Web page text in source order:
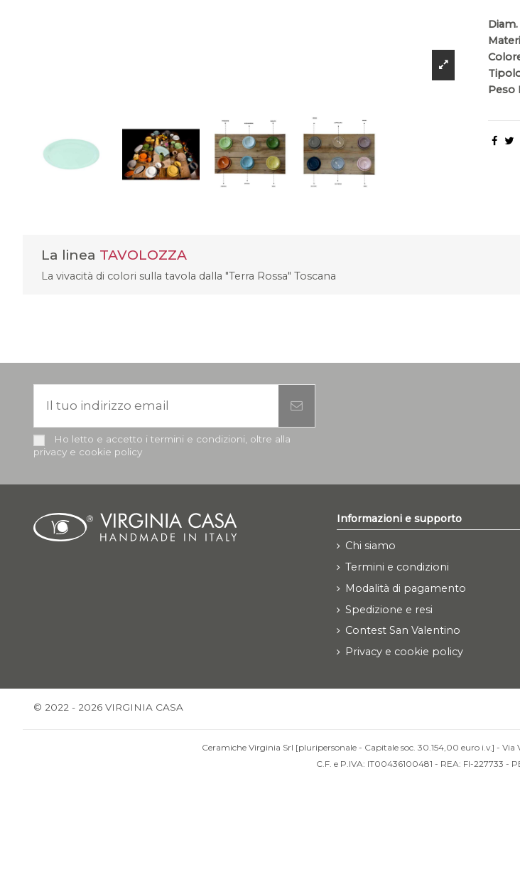
Peso
La linea TAVOLOZZA
La vivacità di colori sulla tavola dalla "Terra Rossa" Toscana
Ho letto e accetto i termini e condizioni, oltre alla
privacy e cookie policy
Informazioni e supporto
Chi siamo
Termini e condizioni
Modalità di pagamento
Spedizione e resi
Contest San Valentino
Privacy e cookie policy
© 2022 - 2026 VIRGINIA CASA
Ceramiche Virginia Srl [pluripersonale - Capitale soc. 30.154,00 euro i.v.] -
C.F. e P.IVA: IT00436100481 - REA: FI-227733 -